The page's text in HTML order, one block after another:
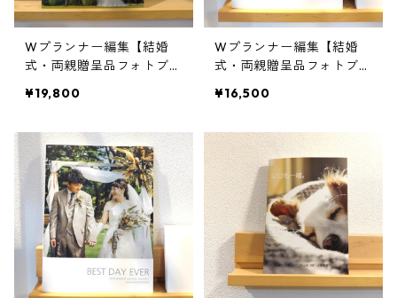
Wプランナー編集【結婚
式・両親贈呈品フォトブッ
サリーフォトブック｜思い
¥19,800
Wプランナー編集【結婚
式・両親贈呈品フォトブッ
写真集｜アルバム
¥16,500